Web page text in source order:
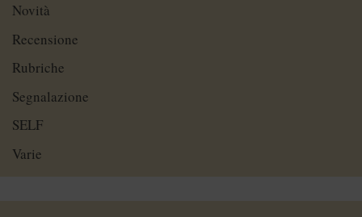
Novità
Recensione
Rubriche
Segnalazione
SELF
Varie